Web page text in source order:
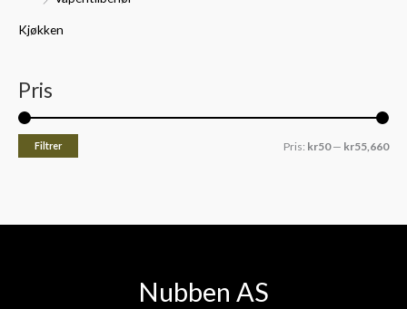
Kjøkken
Pris
Filtrer Pris: kr50— kr55,660
Nubben AS